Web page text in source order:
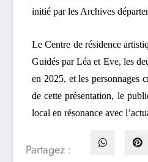
initié par les Archives
Le Centre de résidence
Guidés par Léa et Eve, les
en 2025, et les personnages
de cette présentation, le
local en résonance avec
Partagez :